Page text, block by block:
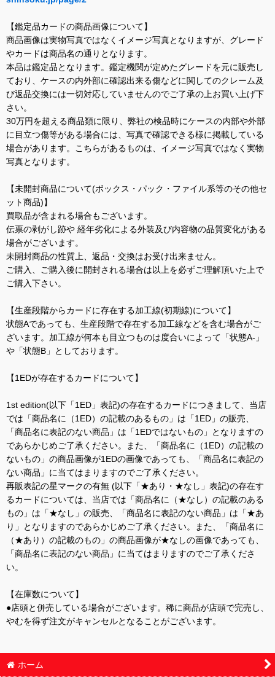
【鑑定品カードの商品画像について】
商品画像は実物写真ではなくイメージ写真となりますが、グレード
やカードは商品名の通りとなります。
本品は鑑定品となります。鑑定機関が定めたグレードを元に販売し
ており、ケースの内外部に確認出来る傷などに関してのクレーム及
び返品交換には一切対応していませんのでご了承の上お買い上げ下
さい。
30万円を超える商品類に限り、弊社の検品時にケースの内部や外部
に目立つ傷等がある場合には、写真で確認できる様に掲載している
場合があります。こちらがあるものは、イメージ写真ではなく実物
写真となります。
【未開封商品について(ボックス・パック・ファイル系等のその他セ
ット商品)】
買取品が含まれる場合もございます。
伝票の剥がし跡や 経年劣化による外装及び内容物の品質変化がある
場合がございます。
未開封商品の性質上、返品・交換はお受け出来ません。
ご購入、ご購入後に開封される場合は以上を必ずご理解頂いた上で
ご購入下さい。
【生産段階からカードに存在する加工線(初期線)について】
状態Aであっても、生産段階で存在する加工線などを含む場合がご
ざいます。加工線が何本も目立つものは度合いによって「状態A-」
や「状態B」としております。
【1EDが存在するカードについて】
1st edition(以下「1ED」表記)の存在するカードにつきまして、当店
では「商品名に（1ED）の記載のあるもの」は「1ED」の販売、
「商品名に表記のない商品」は「1EDではないもの」となりますの
であらかじめご了承ください。また、「商品名に（1ED）の記載の
ないもの」の商品画像が1EDの画像であっても、「商品名に表記の
ない商品」に当てはまりますのでご了承ください。
再販表記の星マークの有無 (以下「★あり・★なし」表記)の存在す
るカードについては、当店では「商品名に（★なし）の記載のある
もの」は「★なし」の販売、「商品名に表記のない商品」は「★あ
り」となりますのであらかじめご了承ください。また、「商品名に
（★あり）の記載のもの」の商品画像が★なしの画像であっても、
「商品名に表記のない商品」に当てはまりますのでご了承くださ
い。
【在庫数について】
●店頭と併売している場合がございます。稀に商品が店頭で完売し、
やむを得ず注文がキャンセルとなることがございます。
ホーム